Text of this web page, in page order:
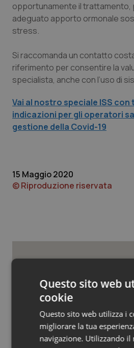
Sardegna
Toscana
Valle D’Aosta
Malattia di Crohn &
Obesità
Oncodermatologia
Oncologia & Nutrizione
Quotidiano Oncologia
Rene & patologie
opportunamente il trattamento,
adeguato apporto ormonale
stress.
Si raccomanda un contatto
riferimento per consentire la
specialista, anche con l’uso di
Vai al nostro speciale ISS
indicazioni per gli operatori
gestione della Covid-19
15 Maggio 2020
© Riproduzione riservata
Studi e Analisi
Senza scelte
di restare
Manovra e non
attendono la
Questo sito web
cookie
Questo sito web utilizza i
migliorare la tua
navigazione. Utilizzando